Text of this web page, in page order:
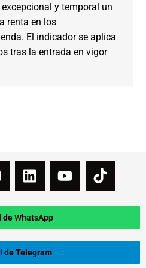
y temporal un
renta en los
El indicador se aplica
tras la entrada en vigor
de WhatsApp
de Telegram